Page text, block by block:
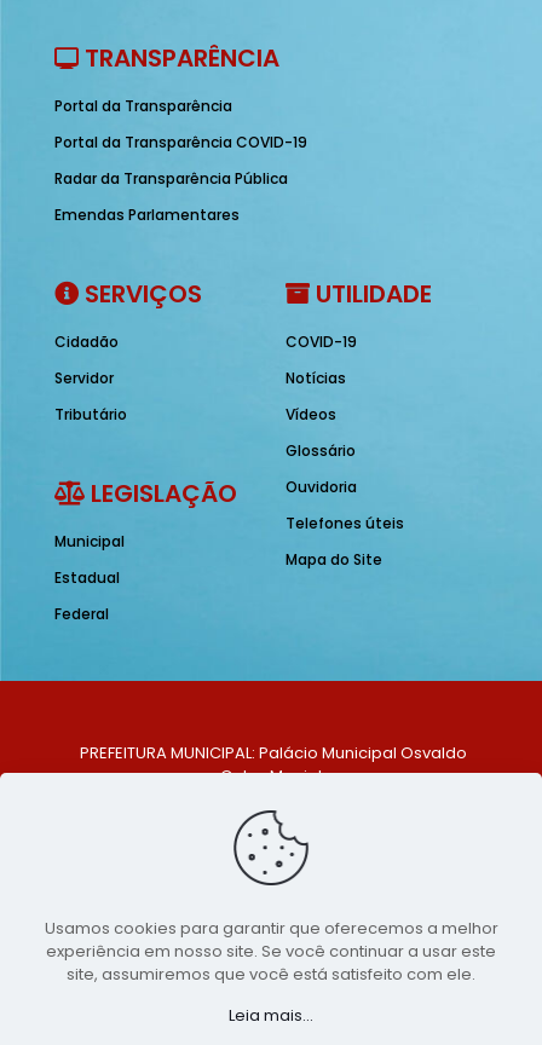
TRANSPARÊNCIA
Portal da Transparência
Portal da Transparência COVID-19
Radar da Transparência Pública
Emendas Parlamentares
SERVIÇOS
Cidadão
Servidor
Tributário
LEGISLAÇÃO
Municipal
Estadual
Federal
UTILIDADE
COVID-19
Notícias
Vídeos
Glossário
Ouvidoria
Telefones úteis
Mapa do Site
PREFEITURA MUNICIPAL: Palácio Municipal Osvaldo
Celso Maciel
Centro, São Bento do Una - PE. CEP: 553370-128
TELEFONE: (81) 99548-1569
E-MAIL: ouvidoria@saobentodouna.pe.gov.br
Copyright 2021-2026 - Assessoria de Comunicação da
Prefeitura de São Bento do Una - PE
Página desenvolvida pela agência de
Usamos cookies para garantir que oferecemos a melhor
experiência em nosso site. Se você continuar a usar este
site, assumiremos que você está satisfeito com ele.
Leia mais...